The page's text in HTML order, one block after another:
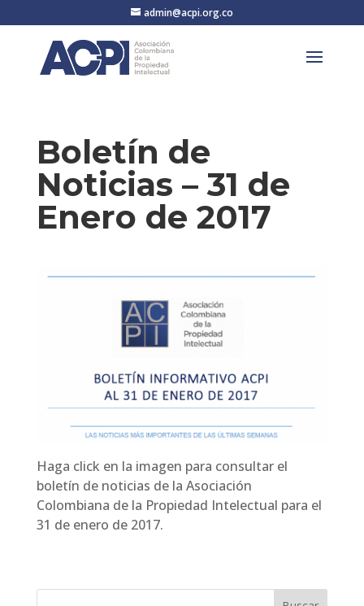
admin@acpi.org.co
Boletín de
Noticias – 31 de
Enero de 2017
Haga click en la imagen para consultar el
boletín de noticias de la Asociación
Colombiana de la Propiedad Intelectual para el
31 de enero de 2017.